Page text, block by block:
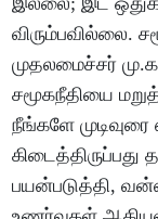
விரும்பவில்லை.
முதலமைச்சர்
சமூகநீதியை
நீங்களே
பயன்படுத்தி,